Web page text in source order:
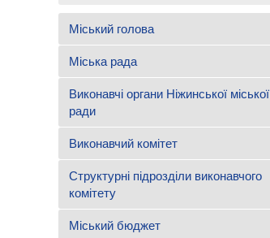
Міський голова
Міська рада
Виконавчі органи Ніжинської міської
ради
Виконавчий комітет
Структурні підрозділи виконавчого
комітету
Міський бюджет